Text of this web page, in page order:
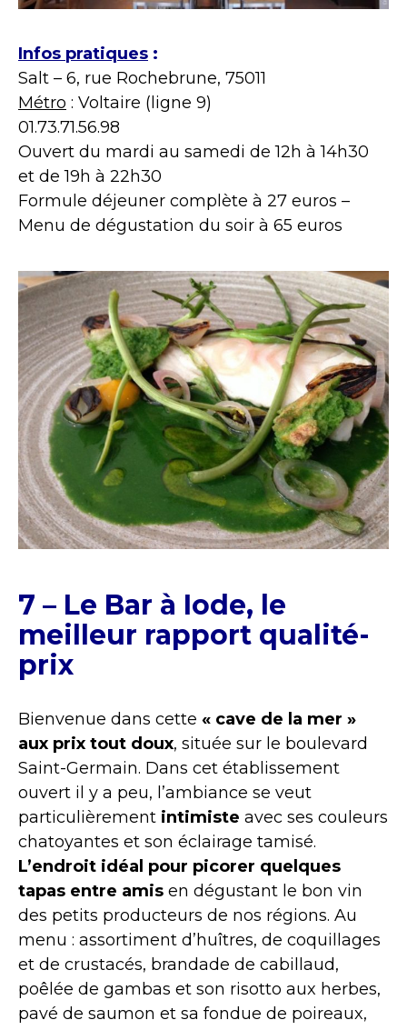
Infos pratiques :
Salt – 6, rue Rochebrune, 75011
Métro : Voltaire (ligne 9)
01.73.71.56.98
Ouvert du mardi au samedi de 12h à 14h30
et de 19h à 22h30
Formule déjeuner complète à 27 euros –
Menu de dégustation du soir à 65 euros
7 – Le Bar à Iode, le
meilleur rapport qualité-
prix
Bienvenue dans cette « cave de la mer »
aux prix tout doux, située sur le boulevard
Saint-Germain. Dans cet établissement
ouvert il y a peu, l’ambiance se veut
particulièrement intimiste avec ses couleurs
chatoyantes et son éclairage tamisé.
L’endroit idéal pour picorer quelques
tapas entre amis en dégustant le bon vin
des petits producteurs de nos régions. Au
menu : assortiment d’huîtres, de coquillages
et de crustacés, brandade de cabillaud,
poêlée de gambas et son risotto aux herbes,
pavé de saumon et sa fondue de poireaux,